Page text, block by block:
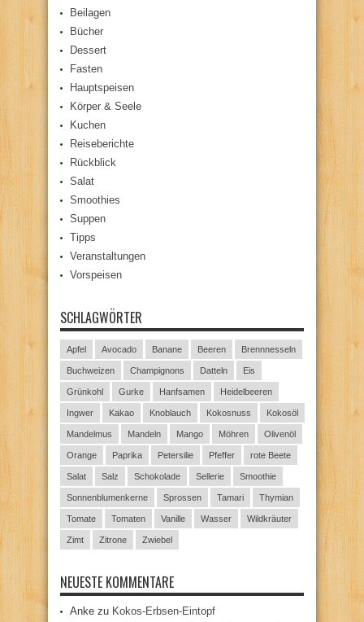
Beilagen
Bücher
Dessert
Fasten
Hauptspeisen
Körper & Seele
Kuchen
Reiseberichte
Rückblick
Salat
Smoothies
Suppen
Tipps
Veranstaltungen
Vorspeisen
SCHLAGWÖRTER
Apfel Avocado Banane Beeren Brennnesseln
Buchweizen Champignons Datteln Eis
Grünkohl Gurke Hanfsamen Heidelbeeren
Ingwer Kakao Knoblauch Kokosnuss Kokosöl
Mandelmus Mandeln Mango Möhren Olivenöl
Orange Paprika Petersilie Pfeffer rote Beete
Salat Salz Schokolade Sellerie Smoothie
Sonnenblumenkerne Sprossen Tamari Thymian
Tomate Tomaten Vanille Wasser Wildkräuter
Zimt Zitrone Zwiebel
NEUESTE KOMMENTARE
Anke zu Kokos-Erbsen-Eintopf